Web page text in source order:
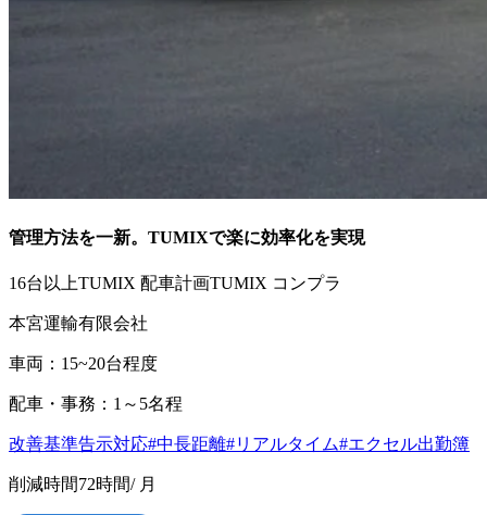
管理方法を一新。TUMIXで楽に効率化を実現
16台以上TUMIX 配車計画TUMIX コンプラ
本宮運輸有限会社
車両：15~20台程度
配車・事務：1～5名程
改善基準告示対応#中長距離#リアルタイム#エクセル出勤簿
削減時間72時間/ 月